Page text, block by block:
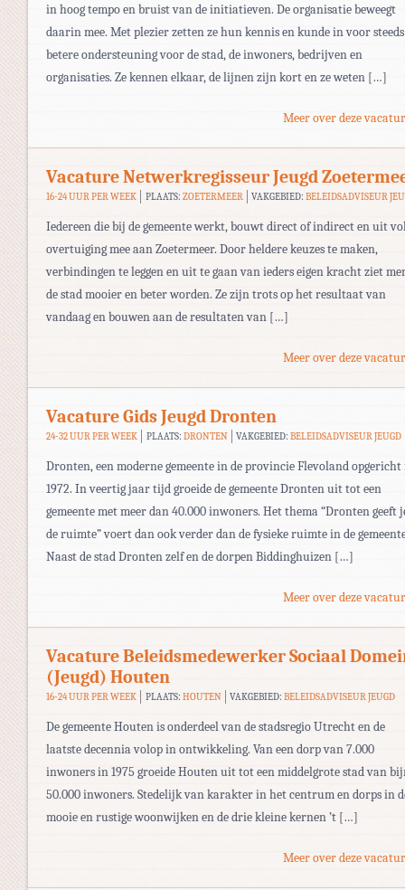
in hoog tempo en bruist van de initiatieven. De organisatie beweegt
daarin mee. Met plezier zetten ze hun kennis en kunde in voor steeds
betere ondersteuning voor de stad, de inwoners, bedrijven en
organisaties. Ze kennen elkaar, de lijnen zijn kort en ze weten […]
Meer over deze
Vacature Netwerkregisseur Jeugd
16-24 UUR PER WEEK PLAATS: ZOETERMEER VAKGEBIED:BELEIDSADVISEUR
Iedereen die bij de gemeente werkt, bouwt direct of indirect en uit
overtuiging mee aan Zoetermeer. Door heldere keuzes te maken,
verbindingen te leggen en uit te gaan van ieders eigen kracht ziet
de stad mooier en beter worden. Ze zijn trots op het resultaat van
vandaag en bouwen aan de resultaten van […]
Meer over deze
Vacature Gids Jeugd Dronten
24-32 UUR PER WEEK PLAATS: DRONTEN VAKGEBIED:BELEIDSADVISEUR JEUGD
Dronten, een moderne gemeente in de provincie Flevoland
1972. In veertig jaar tijd groeide de gemeente Dronten uit tot een
gemeente met meer dan 40.000 inwoners. Het thema “Dronten geeft
de ruimte” voert dan ook verder dan de fysieke ruimte in de
Naast de stad Dronten zelf en de dorpen Biddinghuizen […]
Meer over deze
Vacature Beleidsmedewerker Sociaal
(Jeugd) Houten
16-24 UUR PER WEEK PLAATS: HOUTEN VAKGEBIED:BELEIDSADVISEUR JEUGD
De gemeente Houten is onderdeel van de stadsregio Utrecht en de
laatste decennia volop in ontwikkeling. Van een dorp van 7.000
inwoners in 1975 groeide Houten uit tot een middelgrote stad van
50.000 inwoners. Stedelijk van karakter in het centrum en dorps in
mooie en rustige woonwijken en de drie kleine kernen ’t […]
Meer over deze